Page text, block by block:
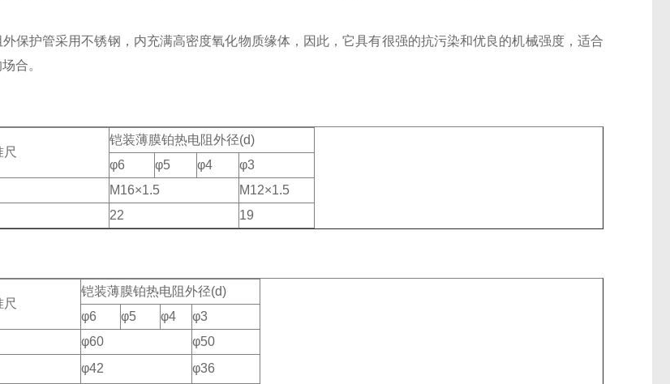
保护管采用不锈钢，内充满高密度氧化物质缘体，因此，它具有很强的抗污染和优良的机械强度，适合
合。
铠装薄膜铂热电阻外径(d)
φ6
φ5 φ4
φ3
M16×1.5
M12×1.5
22 19
铠装薄膜铂热电阻外径(d)
φ6
φ5 φ4
φ3
φ60
φ50
φ42
φ36